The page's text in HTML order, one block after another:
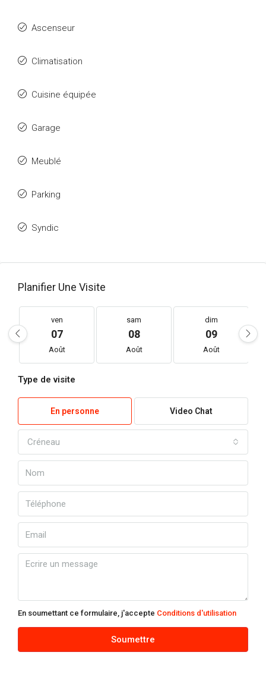
Ascenseur
Climatisation
Cuisine équipée
Garage
Meublé
Parking
Syndic
Planifier Une Visite
ven
07
Août
sam
08
Août
dim
09
Août
Type de visite
En personne Video Chat
Créneau
En soumettant ce formulaire, j'accepte Conditions d'utilisation
Soumettre